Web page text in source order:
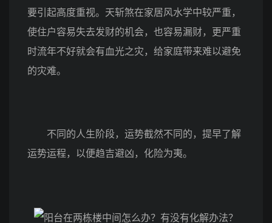
要引起高度重视。天斩煞在家居风水学中较严重，
使住户容易失去发财的机会，也容易漏财，更严重
时流年不好就会有血光之灾，给家庭带来难以避免
的灾难。
不同的人生阶段，运势截然不同的，提早了解
运势运程，以便趋吉避凶，化险为夷。